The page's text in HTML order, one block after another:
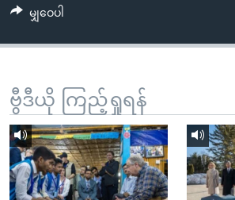
ရှာဖွေ
နေရာ
သို့
ကျော်
ရန်
မျှဝေပါ
ဗွီဒီယို ကြည့်ရှုရန်